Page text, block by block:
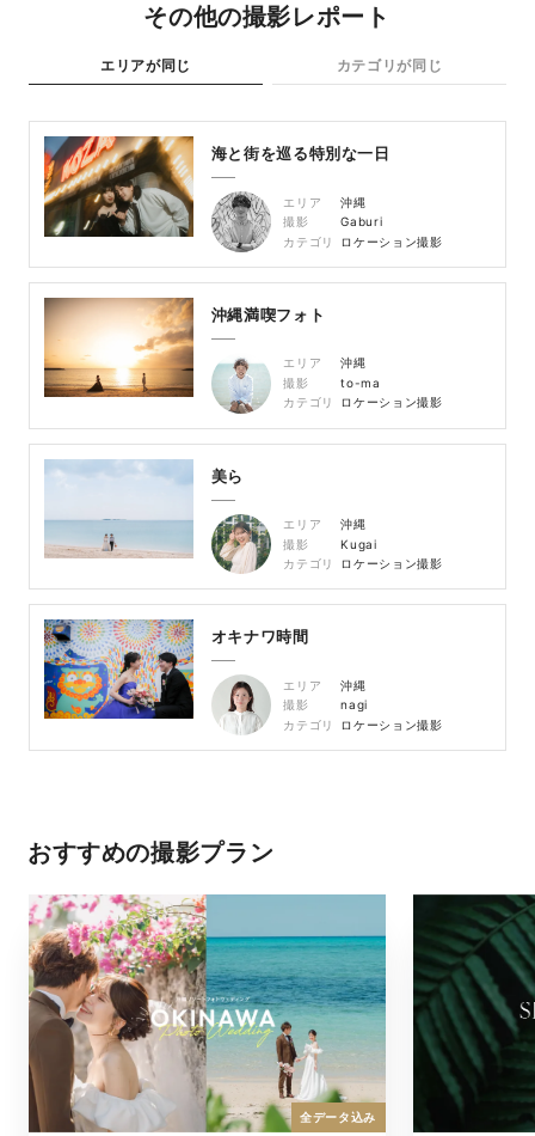
その他の撮影レポート
エリアが同じ カテゴリが同じ
海と街を巡る特別な一日
エリア
沖縄
撮影
Gaburi
カテゴリ
ロケーション撮影
沖縄満喫フォト
エリア
沖縄
撮影
to-ma
カテゴリ
ロケーション撮影
美ら
エリア
沖縄
撮影
Kugai
カテゴリ
ロケーション撮影
オキナワ時間
エリア
沖縄
撮影
nagi
カテゴリ
ロケーション撮影
おすすめの撮影プラン
全データ込み